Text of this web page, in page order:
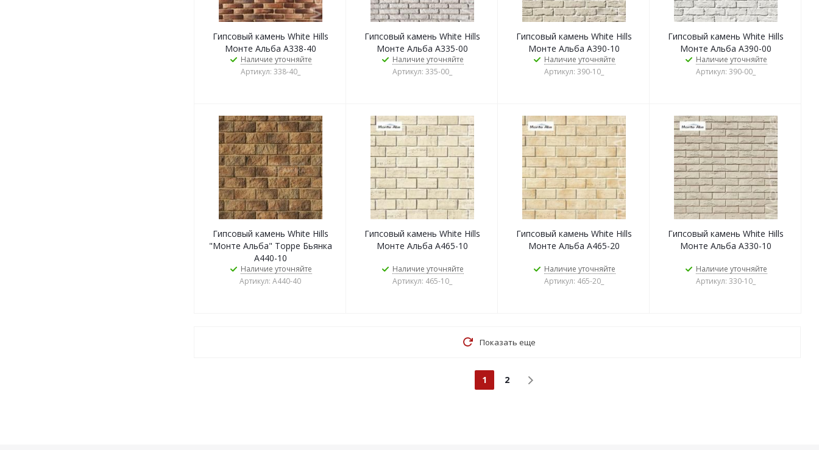
Гипсовый камень White Hills
Монте Альба А338-40
Наличие уточняйте
Артикул: 338-40_
Гипсовый камень White Hills
Монте Альба А335-00
Наличие уточняйте
Артикул: 335-00_
Гипсовый камень White Hills
Монте Альба А390-10
Наличие уточняйте
Артикул: 390-10_
Гипсовый камень White Hills
Монте Альба А390-00
Наличие уточняйте
Артикул: 390-00_
Гипсовый камень White Hills
"Монте Альба" Торре Бьянка
А440-10
Наличие уточняйте
Артикул: А440-40
Гипсовый камень White Hills
Монте Альба А465-10
Наличие уточняйте
Артикул: 465-10_
Гипсовый камень White Hills
Монте Альба А465-20
Наличие уточняйте
Артикул: 465-20_
Гипсовый камень White Hills
Монте Альба А330-10
Наличие уточняйте
Артикул: 330-10_
Показать еще
1 2